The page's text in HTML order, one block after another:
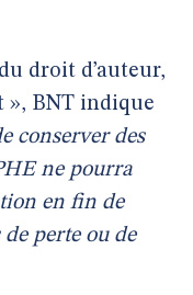
droit d’auteur,
», BNT indique
conserver des
ne pourra
en fin de
perte ou de